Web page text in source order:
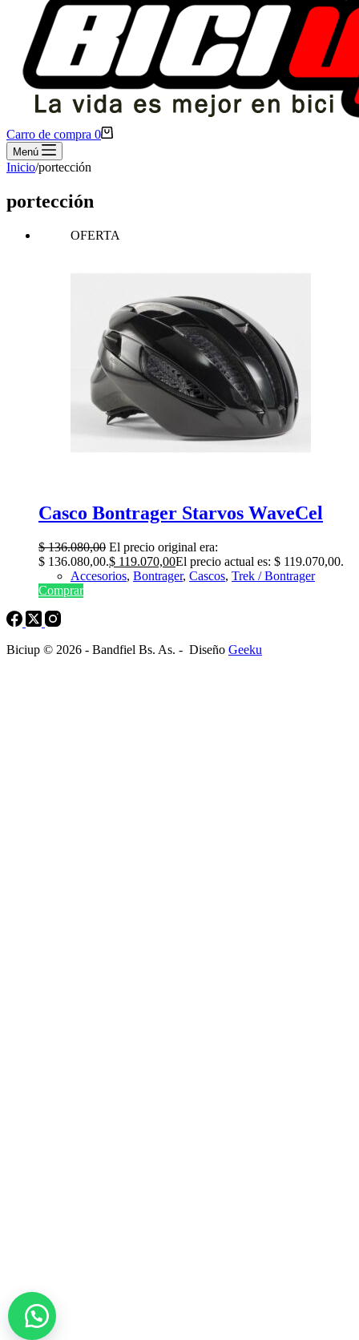
Carro de compra 0
Menú
Inicio/portección
portección
OFERTA
Casco Bontrager Starvos WaveCel
$136.080,00 El precio original era:
$ 136.080,00.$ 119.070,00El precio actual es: $ 119.070,00.
Accesorios, Bontrager, Cascos, Trek / Bontrager
Comprar
Biciup © 2026 - Bandfiel Bs. As. - Diseño Geeku